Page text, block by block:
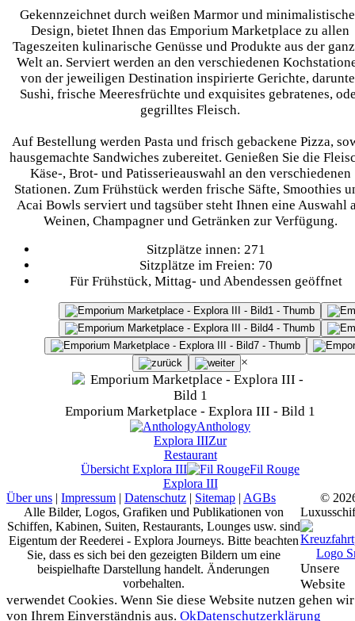
Gekennzeichnet durch weißen Marmor und
Design, bietet Ihnen das Emporium Marketplace zu allen
Tageszeiten kulinarische Genüsse und Produkte aus der
Welt an. Serviert werden an den verschiedenen
von der jeweiligen Destination inspirierte Gerichte,
Sushi, frische Meeresfrüchte und exquisites gebratenes,
gegrilltes Fleisch.
Auf Bestellung werden Pasta und frisch gebackene Pizza,
hausgemachte Sandwiches zubereitet. Genießen Sie die
Käse-, Brot- und Patisserieauswahl an den verschiedenen
Stationen. Zum Frühstück werden frische Säfte, Smoothies
Acai Bowls serviert und tagsüber steht Ihnen eine Auswahl
Weinen, Champagner und Getränken zur Verfügung.
Sitzplätze innen: 271
Sitzplätze im Freien: 70
Für Frühstück, Mittag- und Abendessen geöffnet
×
Emporium Marketplace - Explora III - Bild 1
Anthology
Explora IIIZur
Restaurant
Übersicht Explora III
Fil Rouge
Explora III
Über uns | Impressum | Datenschutz | Sitemap | AGBs
Alle Bilder, Logos, Grafiken und Publikationen von
Schiffen, Kabinen, Suiten, Restaurants, Lounges usw. sind
Eigentum der Reederei - Explora Journeys. Bitte beachten
Sie, dass es sich bei den gezeigten Bildern um eine
beispielhafte Darstellung handelt. Änderungen
vorbehalten.
©
Unsere
Website
verwendet Cookies. Wenn Sie diese Website nutzen gehen wir
von Ihrem Einverständnis aus. OkDatenschutzerklärung